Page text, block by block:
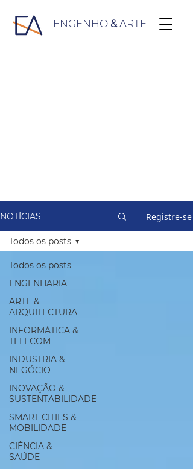
ENGENHO &ARTE
NOTÍCIAS Registre-se
Todos os posts
ENGENHARIA
ARTE &
ARQUITECTURA
INFORMÁTICA &
TELECOM
INDUSTRIA &
NEGÓCIO
INOVAÇÃO &
SUSTENTABILIDADE
SMART CITIES &
MOBILIDADE
CIÊNCIA &
SAÚDE
Todos os posts